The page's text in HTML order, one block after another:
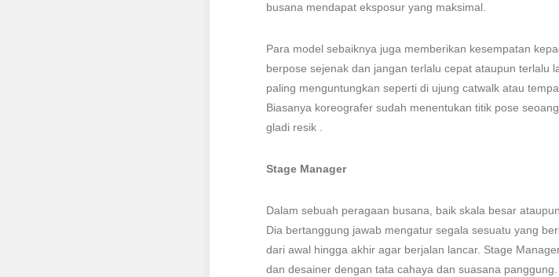
busana mendapat eksposur yang maksimal.
Para model sebaiknya juga memberikan kesempatan
berpose sejenak dan jangan terlalu cepat ataupun terlalu
paling menguntungkan seperti di ujung catwalk atau
Biasanya koreografer sudah menentukan titik pose
gladi resik .
Stage Manager
Dalam sebuah peragaan busana, baik skala besar
Dia bertanggung jawab mengatur segala sesuatu yang
dari awal hingga akhir agar berjalan lancar. Stage
dan desainer dengan tata cahaya dan suasana panggung.